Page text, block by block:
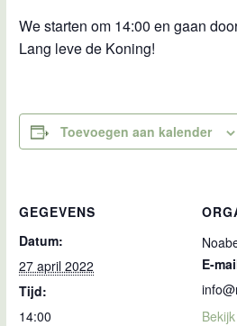
We starten om 14:00 en gaan
Lang leve de Koning!
Toevoegen aan kalender
GEGEVENS
Datum:
27 april 2022
Tijd:
14:00
E-